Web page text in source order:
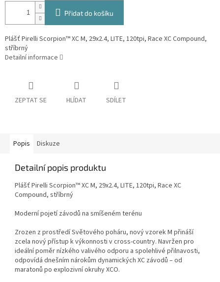
Přidat do košíku
Plášť Pirelli Scorpion™ XC M, 29x2.4, LITE, 120tpi, Race XC Compound,
stříbrný
Detailní informace
ZEPTAT SE HLÍDAT SDÍLET
Popis Diskuze
Detailní popis produktu
Plášť Pirelli Scorpion™ XC M, 29x2.4, LITE, 120tpi, Race XC
Compound, stříbrný
Moderní pojetí závodů na smíšeném terénu
Zrozen z prostředí Světového poháru, nový vzorek M přináší
zcela nový přístup k výkonnosti v cross-country. Navržen pro
ideální poměr nízkého valivého odporu a spolehlivé přilnavosti,
odpovídá dnešním nárokům dynamických XC závodů – od
maratonů po explozivní okruhy XCO.